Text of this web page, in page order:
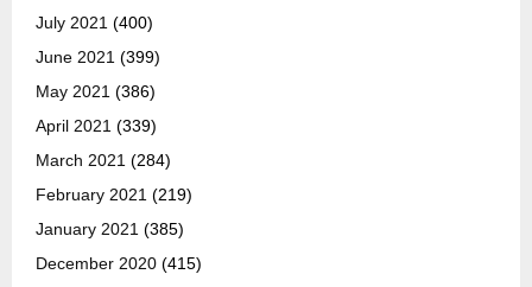
July 2021 (400)
June 2021 (399)
May 2021 (386)
April 2021 (339)
March 2021 (284)
February 2021 (219)
January 2021 (385)
December 2020 (415)